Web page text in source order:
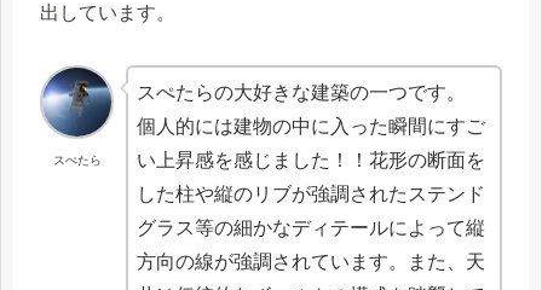
出しています。
スぺたら
スぺたらの大好きな建築の一つです。
個人的には建物の中に入った瞬間にすご
い上昇感を感じました！！花形の断面を
した柱や縦のリブが強調されたステンド
グラス等の細かなディテールによって縦
方向の線が強調されています。また、天